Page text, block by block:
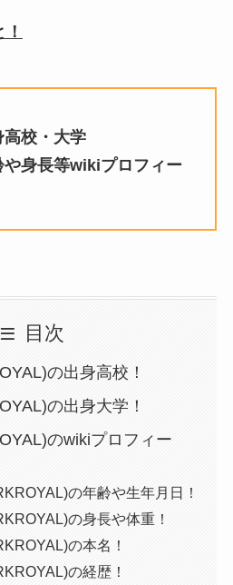
校・大学
や身長等wikiプロフィー
目次
の出身高校！
の出身大学！
のwikiプロフィー
の年齢や生年月日！
の身長や体重！
の本名！
の経歴！